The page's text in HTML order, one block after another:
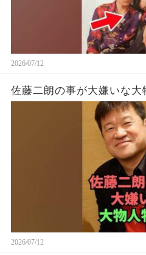
2026/07/12
佐藤二朗の事が大嫌いな大
2026/07/12